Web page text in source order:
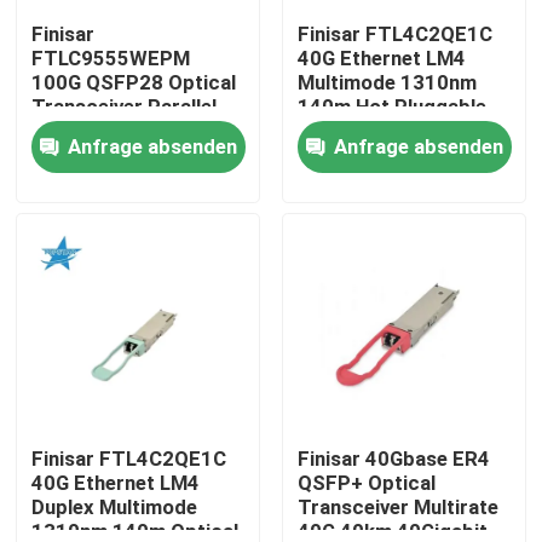
Fabrik-Ausflug
Qualitätskontrolle
Nvidia KI-Produkte
400G/800G optisches Modul
Modul 100G QSFP28
Finisar
FTLC9555WEPM
100G QSFP28 Optical
Transceiver Parallel
MMF 100M CPRI Hot
Pluggable Port 1 Year
Warranty
Anfrage absenden
Finisar FTL4C2QE1C
40G Ethernet LM4
Multimode 1310nm
140m Hot Pluggable
LC Optical Transceiver
for AIDC
Anfrage absenden
Finisar FTL4C2QE1C
40G Ethernet LM4
Duplex Multimode
1310nm 140m Optical
Finisar 40Gbase ER4
QSFP+ Optical
Transceiver Multirate
40G 40km 40Gigabit